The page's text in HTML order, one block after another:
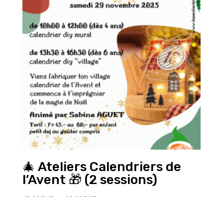
🎄 Ateliers Calendriers de
l’Avent 🎁 (2 sessions)